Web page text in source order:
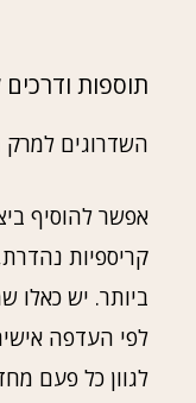
תוספות
השדרוגים למרק
אפשר להוסיף
קריספיות
ביותר. יש כאלו
לפי העדפה
לגוון כל פעם